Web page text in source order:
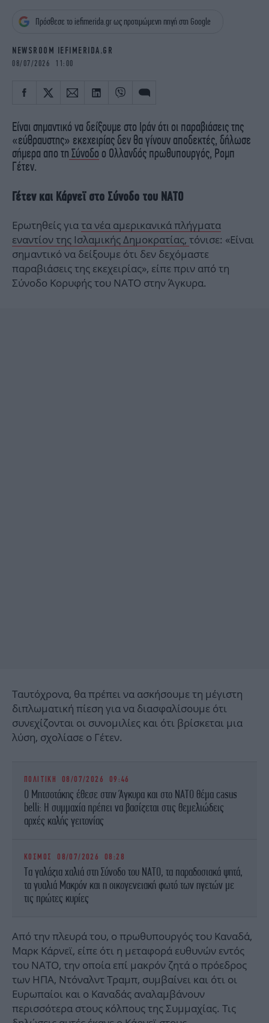
OSCARS
THE OCEAN
Πρόσθεσε το iefimerida.gr ως προτιμώμενη πηγή στη Google
NEWSROOM IEFIMERIDA.GR
08/07/2026 11:00
Είναι σημαντικό να δείξουμε στο Ιράν ότι οι παραβιάσεις της
«εύθραυστης» εκεχειρίας δεν θα γίνουν αποδεκτές, δήλωσε
σήμερα απο τη Σύνοδο ο Ολλανδός πρωθυπουργός, Ρομπ
Γέτεν.
Γέτεν και Κάρνεϊ στο Σύνοδο του ΝΑΤΟ
Ερωτηθείς γιατα νέα αμερικανικά πλήγματα
εναντίον της Ισλαμικής Δημοκρατίας, τόνισε: «Είναι
σημαντικό να δείξουμε ότι δεν δεχόμαστε
παραβιάσεις της εκεχειρίας», είπε πριν από τη
Σύνοδο Κορυφής του ΝΑΤΟ στην Άγκυρα.
Ταυτόχρονα, θα πρέπει να ασκήσουμε τη μέγιστη
διπλωματική πίεση για να διασφαλίσουμε ότι
συνεχίζονται οι συνομιλίες και ότι βρίσκεται μια
λύση, σχολίασε ο Γέτεν.
ΠΟΛΙΤΙΚΗ 08/07/2026 09:46
O Μητσοτάκης έθεσε στην Άγκυρα και στο ΝΑΤΟ θέμα casus
belli: H συμμαχία πρέπει να βασίζεται στις θεμελιώδεις
αρχές καλής γειτονίας
ΚΟΣΜΟΣ 08/07/2026 08:28
Τα γαλάζια χαλιά στη Σύνοδο του ΝΑΤΟ, τα παραδοσιακά ψητά,
τα γυαλιά Μακρόν και η οικογενειακή φωτό των ηγετών με
τις πρώτες κυρίες
Από την πλευρά του, ο πρωθυπουργός του Καναδά,
Μαρκ Κάρνεϊ, είπε ότι η μεταφορά ευθυνών εντός
του ΝΑΤΟ, την οποία επί μακρόν ζητά ο πρόεδρος
των ΗΠΑ, Ντόναλντ Τραμπ, συμβαίνει και ότι οι
Ευρωπαίοι και ο Καναδάς αναλαμβάνουν
περισσότερα στους κόλπους της Συμμαχίας. Τις